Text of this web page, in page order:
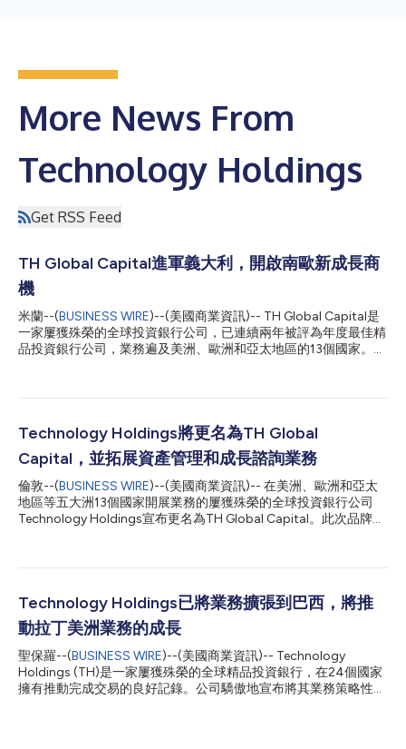
More News From
Technology Holdings
Get RSS Feed
TH Global Capital進軍義大利，開啟南歐新成長商
機
米蘭--(BUSINESS WIRE)--(美國商業資訊)-- TH Global Capital是
一家屢獲殊榮的全球投資銀行公司，已連續兩年被評為年度最佳精
品投資銀行公司，業務遍及美洲、歐洲和亞太地區的13個國家。該
的承諾邁出了重要一步，這些產業包括科技、數位化轉型、IT服
品以及農業科技。透過TH Global Capital獨特的全球平台，此次擴
張將使義大利公司能夠接觸到全球的資本和策略買家。 此次擴張
進一步鞏固了該公司在歐洲最具活力和影響力的市場之一中的地
位。透過這一措施，TH Global Capital將加深其在南歐的影響力，
使其自身能夠在義大利不斷發展的購併和私人股權領域中扮演關鍵
角色。 TH Global Capital董事Tommaso Sgro評論道：「很榮幸
能加入TH Global Capital並啟動我們在義大利的業務。在我們跨足
Technology Holdings將更名為TH Global
Capital，並拓展資產管理和成長諮詢業務
倫敦--(BUSINESS WIRE)--(美國商業資訊)-- 在美洲、歐洲和亞太
地區等五大洲13個國家開展業務的屢獲殊榮的全球投資銀行公司
Technology Holdings宣布更名為TH Global Capital。此次品牌重
旨在反映公司的綜合服務，包括賣方併購、買方併購業務「TH
二次融資、IPO諮詢、資產管理和成長諮詢服務。其中包括推出TH
Global資產管理並擴展成長諮詢服務，旨在透過重點成長策略建
議，幫助公司保護和提高估值。公司也宣布將成為一家以目標為導
向的企業，其唯一的目標和使命就是透過獨特的服務生態系統為創
辦人、公司和投資者創造財富。 TH Global Capital創辦人暨執行
長Vivek Subramanyam表示：「向TH Global Capital的過渡反映
了我們在傳統投資銀行服務之外的持續發展和擴張，我們對此倍感
Technology Holdings已將業務擴張到巴西，將推
動拉丁美洲業務的成長
聖保羅--(BUSINESS WIRE)--(美國商業資訊)-- Technology
Holdings (TH)是一家屢獲殊榮的全球精品投資銀行，在24個國家
擁有推動完成交易的良好記錄。公司驕傲地宣布將其業務策略性地